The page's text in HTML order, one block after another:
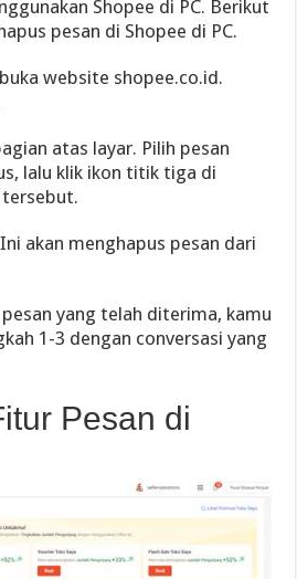
Shopee di PC. Berikut
pesan di Shopee di PC.
website shopee.co.id.
atas layar. Pilih pesan
lalu klik ikon titik tiga di
tersebut.
akan menghapus pesan dari
yang telah diterima, kamu
1-3 dengan conversasi yang
Pesan di